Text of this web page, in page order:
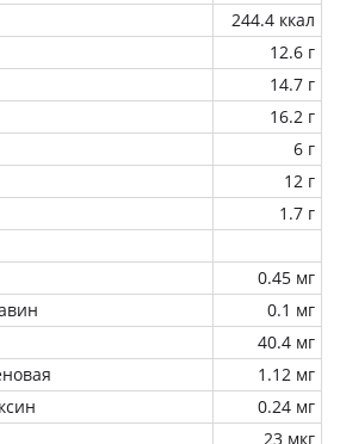
244.4 ккал
12.6 г
14.7 г
16.2 г
6 г
12 г
1.7 г
0.45 мг
0.1 мг
40.4 мг
1.12 мг
0.24 мг
23 мкг